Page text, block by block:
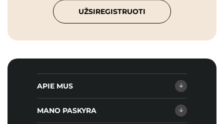
UŽSIREGISTRUOTI
APIE MUS
MANO PASKYRA